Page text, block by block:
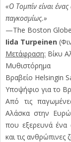
«Ο Τομπίν είναι
παγκοσμίως.»
—The Boston Globe
Iida Turpeinen
Μετάφραση: Βίκυ
Μυθιστόρημα
Βραβείο Helsingin
Υποψήφιο για το
Από τις
Αλάσκα στην
που εξερευνά ένα
και τις